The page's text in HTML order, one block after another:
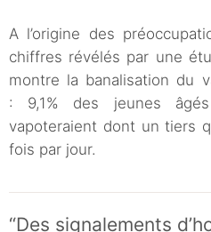
A l’origine des
chiffres révélés par une
montre la banalisation du
: 9,1% des jeunes
vapoteraient dont un tiers
fois par jour.
“Des signalements